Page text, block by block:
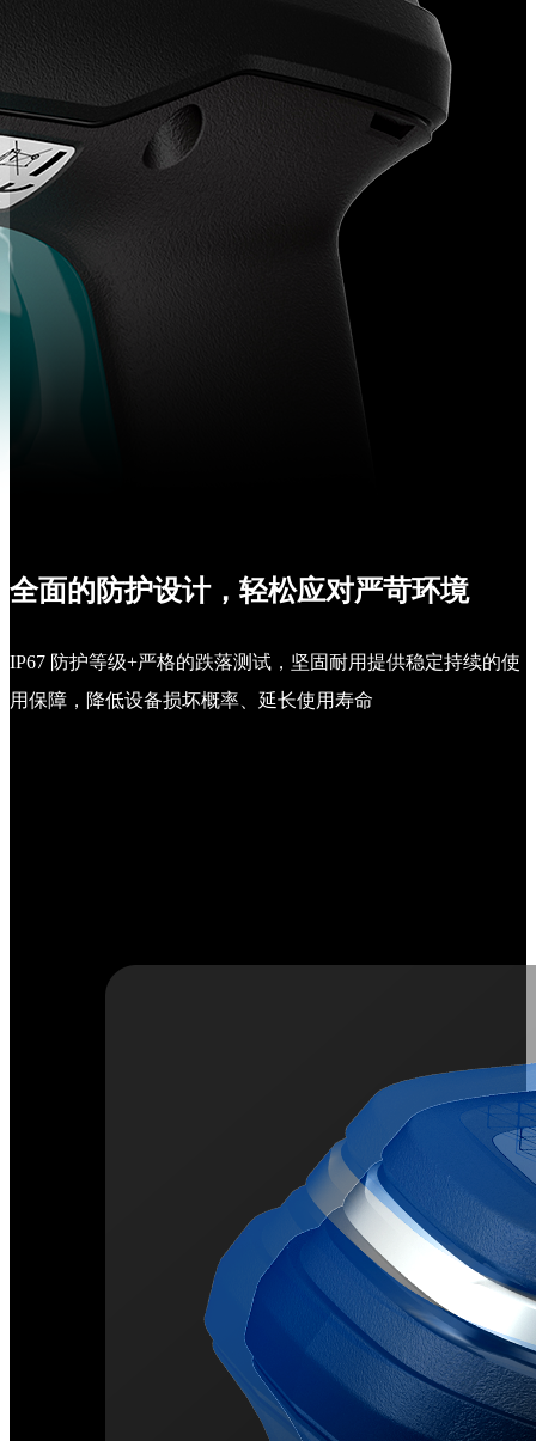
全面的防护设计，轻松应对严苛环境
IP67 防护等级+严格的跌落测试，坚固耐用提供稳定持续的使
用保障，降低设备损坏概率、延长使用寿命